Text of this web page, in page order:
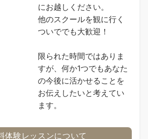
にお越しください。
他のスクールを観に行く
ついででも大歓迎！
限られた時間ではありま
すが、何か1つでもあなた
の今後に活かせることを
お伝えしたいと考えてい
ます。
体験レッスンについて